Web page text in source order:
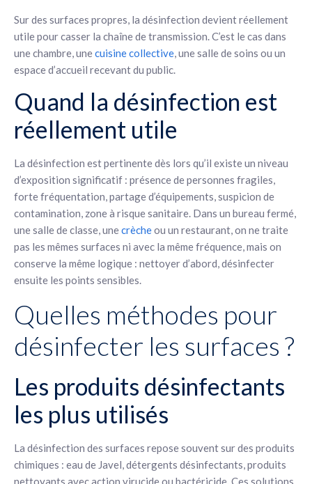
Sur des surfaces propres, la désinfection devient réellement
utile pour casser la chaîne de transmission. C’est le cas dans
une chambre, unecuisine collective, une salle de soins ou un
espace d’accueil recevant du public.
Quand la désinfection est
réellement utile
La désinfection est pertinente dès lors qu’il existe un niveau
d’exposition significatif : présence de personnes fragiles,
forte fréquentation, partage d’équipements, suspicion de
contamination, zone à risque sanitaire. Dans un bureau fermé,
une salle de classe, unecrècheou un restaurant, on ne traite
pas les mêmes surfaces ni avec la même fréquence, mais on
conserve la même logique : nettoyer d’abord, désinfecter
ensuite les points sensibles.
Quelles méthodes pour
désinfecter les surfaces ?
Les produits désinfectants
les plus utilisés
La désinfection des surfaces repose souvent sur des produits
chimiques : eau de Javel, détergents désinfectants, produits
nettoyants avec action virucide ou bactéricide. Ces solutions